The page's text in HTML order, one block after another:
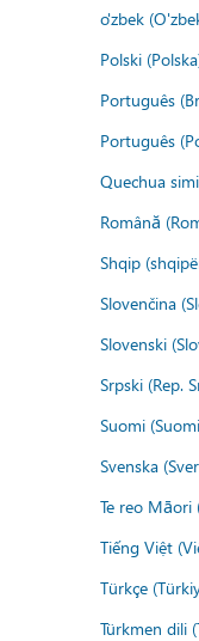
o'zbek
Polski
Português
Português
Quechua
Română
Shqip
Slovenčina
Slovenski
Srpski (Rep.
Suomi
Svenska
Te reo Māori
Tiếng Việt
Türkçe
Türkmen dili